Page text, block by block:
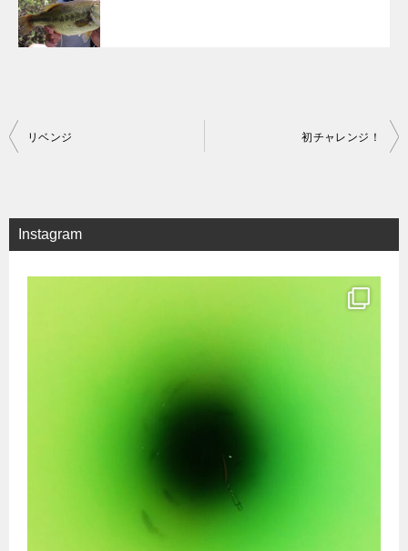
投
ビ
ゲ
リベンジ 初チャレンジ！
Instagram